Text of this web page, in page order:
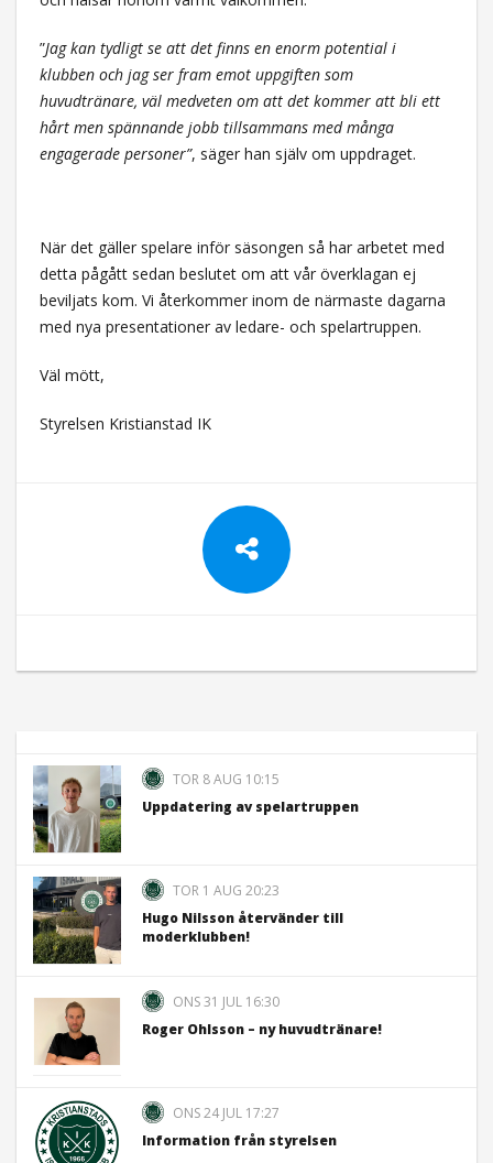
”Jag kan tydligt se att det finns en enorm potential i
klubben och jag ser fram emot uppgiften som
huvudtränare, väl medveten om att det kommer att bli ett
hårt men spännande jobb tillsammans med många
engagerade personer”, säger han själv om uppdraget.
När det gäller spelare inför säsongen så har arbetet med
detta pågått sedan beslutet om att vår överklagan ej
beviljats kom. Vi återkommer inom de närmaste dagarna
med nya presentationer av ledare- och spelartruppen.
Väl mött,
Styrelsen Kristianstad IK
TOR 8 AUG 10:15
Uppdatering av spelartruppen
TOR 1 AUG 20:23
Hugo Nilsson återvänder till
moderklubben!
ONS 31 JUL 16:30
Roger Ohlsson – ny huvudtränare!
ONS 24 JUL 17:27
Information från styrelsen